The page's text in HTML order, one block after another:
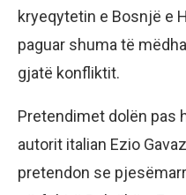
kryeqytetin e Bosnjë e
paguar shuma të
gjatë konfliktit.
Pretendimet dolën pas
autorit italian Ezio
pretendon se